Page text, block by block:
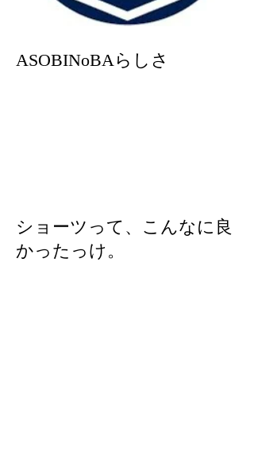
ASOBINoBAらしさ
ショーツって、こんなに良
かったっけ。